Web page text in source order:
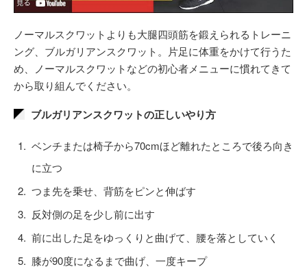
ノーマルスクワットよりも大腿四頭筋を鍛えられるトレーニ
ング、ブルガリアンスクワット。片足に体重をかけて行うた
め、ノーマルスクワットなどの初心者メニューに慣れてきて
から取り組んでください。
ブルガリアンスクワットの正しいやり方
ベンチまたは椅子から70cmほど離れたところで後ろ向き
に立つ
つま先を乗せ、背筋をピンと伸ばす
反対側の足を少し前に出す
前に出した足をゆっくりと曲げて、腰を落としていく
膝が90度になるまで曲げ、一度キープ